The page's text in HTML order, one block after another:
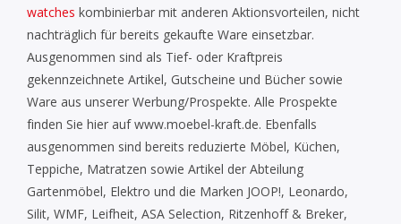
watches kombinierbar mit anderen Aktionsvorteilen, nicht
nachträglich für bereits gekaufte Ware einsetzbar.
Ausgenommen sind als Tief- oder Kraftpreis
gekennzeichnete Artikel, Gutscheine und Bücher sowie
Ware aus unserer Werbung/Prospekte. Alle Prospekte
finden Sie hier auf www.moebel-kraft.de. Ebenfalls
ausgenommen sind bereits reduzierte Möbel, Küchen,
Teppiche, Matratzen sowie Artikel der Abteilung
Gartenmöbel, Elektro und die Marken JOOP!, Leonardo,
Silit, WMF, Leifheit, ASA Selection, Ritzenhoff & Breker,